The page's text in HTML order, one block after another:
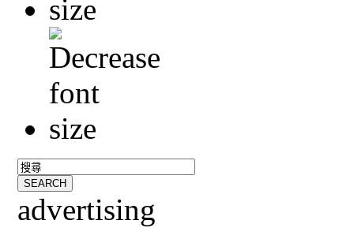
advertising